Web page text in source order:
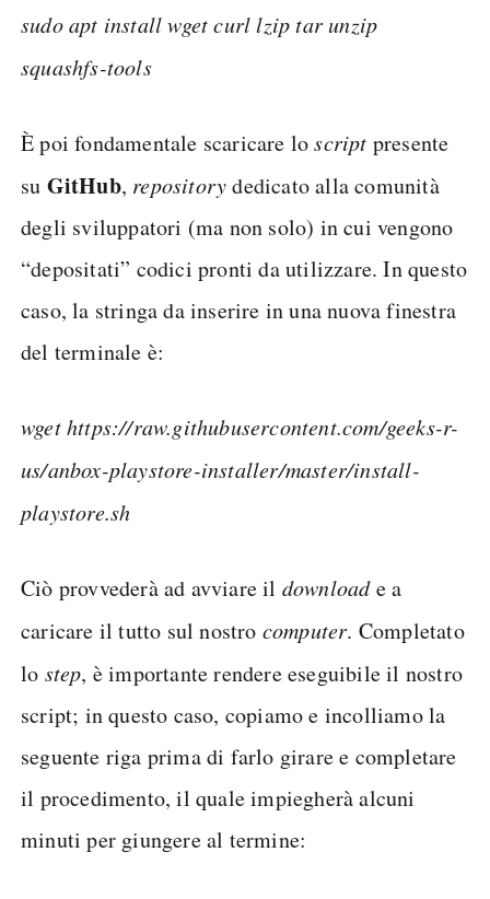
sudo apt install wget curl lzip tar unzip
squashfs-tools
È poi fondamentale scaricare loscript presente
su GitHub, repositorydedicato alla comunità
degli sviluppatori (ma non solo) in cui vengono
“depositati” codici pronti da utilizzare. In questo
caso, la stringa da inserire in una nuova finestra
del terminale è:
wget https://raw.githubusercontent.com/geeks-r-
us/anbox-playstore-installer/master/install-
playstore.sh
Ciò provvederà ad avviare il downloade a
caricare il tutto sul nostro computer. Completato
lo step, è importante rendere eseguibile il nostro
script; in questo caso, copiamo e incolliamo la
seguente riga prima di farlo girare e completare
il procedimento, il quale impiegherà alcuni
minuti per giungere al termine: